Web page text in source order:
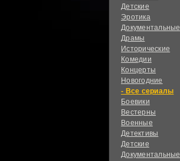
Детские
Эротика
Документальные
Драмы
Исторические
Комедии
Концерты
Новогодние
сериалы
Боевики
Вестерны
Военные
Детективы
Детские
Документальные